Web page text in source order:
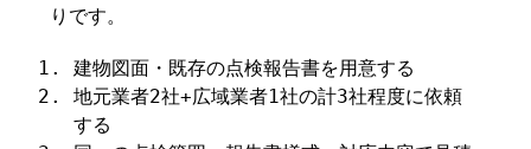
りです。
建物図面・既存の点検報告書を用意する
地元業者2社+広域業者1社の計3社程度に依頼
する